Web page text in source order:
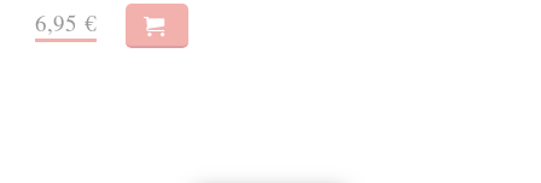
6,95 €